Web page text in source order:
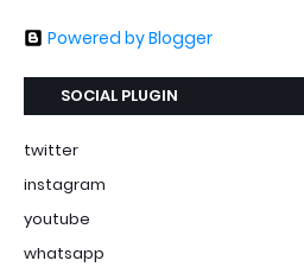
Powered by Blogger
SOCIAL PLUGIN
twitter
instagram
youtube
whatsapp